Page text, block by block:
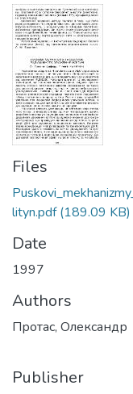
Files
lityn.pdf(189.09 KB)
Date
1997
Authors
Протас, Олександр
Publisher